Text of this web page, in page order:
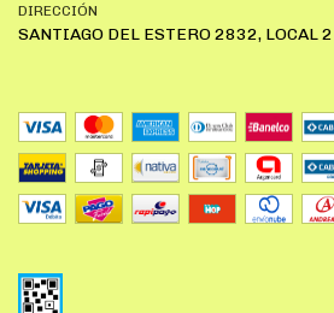
DIRECCIÓN
SANTIAGO DEL ESTERO 2832, LOCAL